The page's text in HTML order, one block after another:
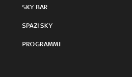
SKY BAR
SPAZI SKY
PROGRAMMI